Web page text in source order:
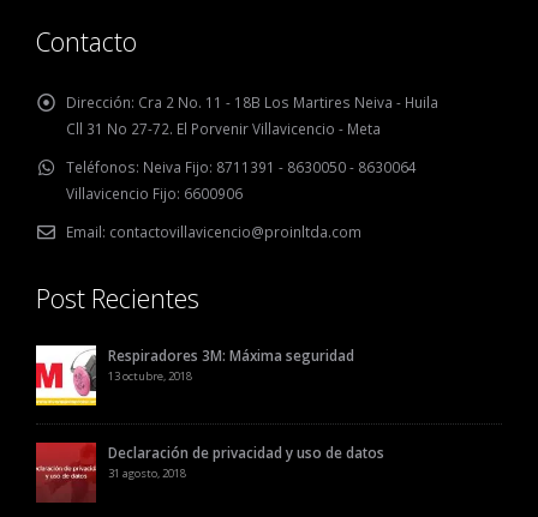
Contacto
Dirección: Cra 2 No. 11 - 18B Los Martires Neiva - Huila
Cll 31 No 27-72. El Porvenir Villavicencio - Meta
Teléfonos: Neiva Fijo: 8711391 - 8630050 - 8630064
Villavicencio Fijo: 6600906
Email: contactovillavicencio@proinltda.com
Post Recientes
Respiradores 3M: Máxima seguridad
13 octubre, 2018
Declaración de privacidad y uso de datos
31 agosto, 2018